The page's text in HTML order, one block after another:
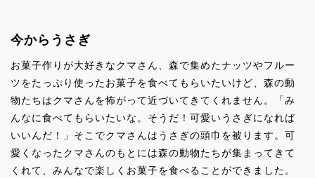
下北沢」
2024.09.27
イベント出店のお知らせ「ルミネ新宿」
イベント出店のお知らせ「SWEETSBOX
武蔵小金井」
今からうさぎ
お菓子作りが大好きなクマさん、森で集めたナッツやフルー
ツをたっぷり使ったお菓子を食べてもらいたいけど、森の動
物たちはクマさんを怖がって近づいてきてくれません。「み
んなに食べてもらいたいな。そうだ！可愛いうさぎになれば
いいんだ！」そこでクマさんはうさぎの頭巾を被ります。可
愛くなったクマさんのもとには森の動物たちが集まってきて
くれて、みんなで楽しくお菓子を食べることができました。